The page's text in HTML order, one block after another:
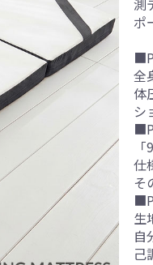
測
ポ
全
体
シ
仕
そ
生
自
己